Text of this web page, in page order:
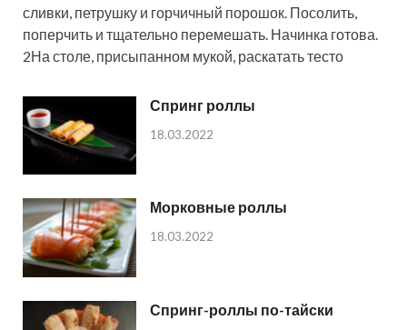
сливки, петрушку и горчичный порошок. Посолить,
поперчить и тщательно перемешать. Начинка готова.
2На столе, присыпанном мукой, раскатать тесто
Спринг роллы
18.03.2022
Морковные роллы
18.03.2022
Спринг-роллы по-тайски